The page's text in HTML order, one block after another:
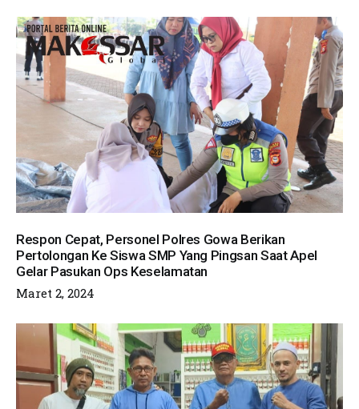
Respon Cepat, Personel Polres Gowa Berikan
Pertolongan Ke Siswa SMP Yang Pingsan Saat Apel
Gelar Pasukan Ops Keselamatan
Maret 2, 2024